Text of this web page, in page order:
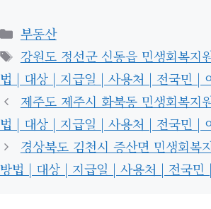
카
테
고
리
부동산
태
그
강원도 정선군 신동읍 민생회복지
법 | 대상 | 지급일 | 사용처 | 전국민 |
제주도 제주시 화북동 민생회복지
법 | 대상 | 지급일 | 사용처 | 전국민 |
경상북도 김천시 증산면 민생회복
방법 | 대상 | 지급일 | 사용처 | 전국